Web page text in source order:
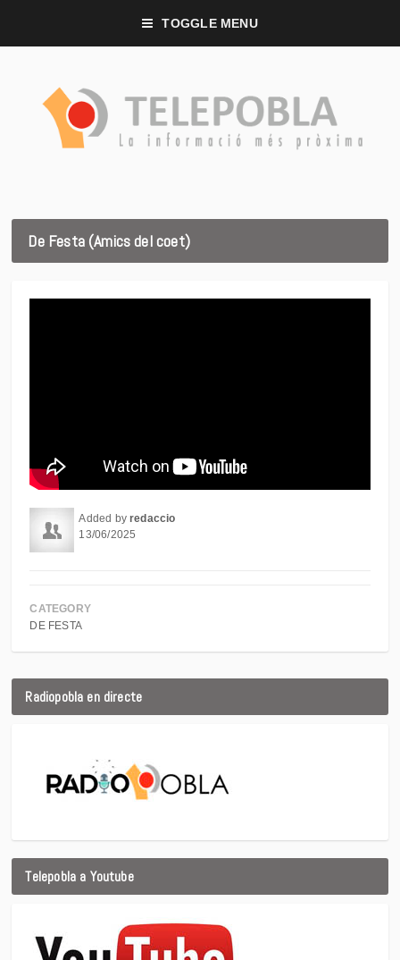
TOGGLE MENU
De Festa (Amics del coet)
Added byredaccio
13/06/2025
CATEGORY
DE FESTA
Radiopobla en directe
Telepobla a Youtube